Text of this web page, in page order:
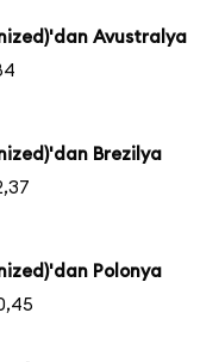
Avustralya
Brezilya
Polonya